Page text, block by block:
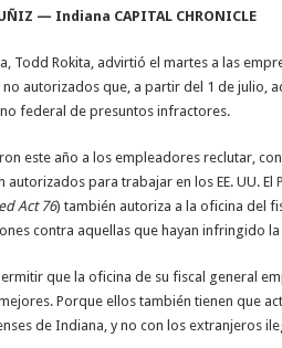
nuevas
facultades
sobre
la
inmigración
empresarial
— Indiana CAPITAL CHRONICLE
Todd Rokita, advirtió el martes a las
autorizados que, a partir del 1 de julio,
federal de presuntos infractores.
este año a los empleadores reclutar,
para trabajar en los EE. UU. El
Act76) también autoriza a la oficina del
contra aquellas que hayan infringido la
que la oficina de su fiscal general
Porque ellos también tienen que
de Indiana, y no con los extranjeros